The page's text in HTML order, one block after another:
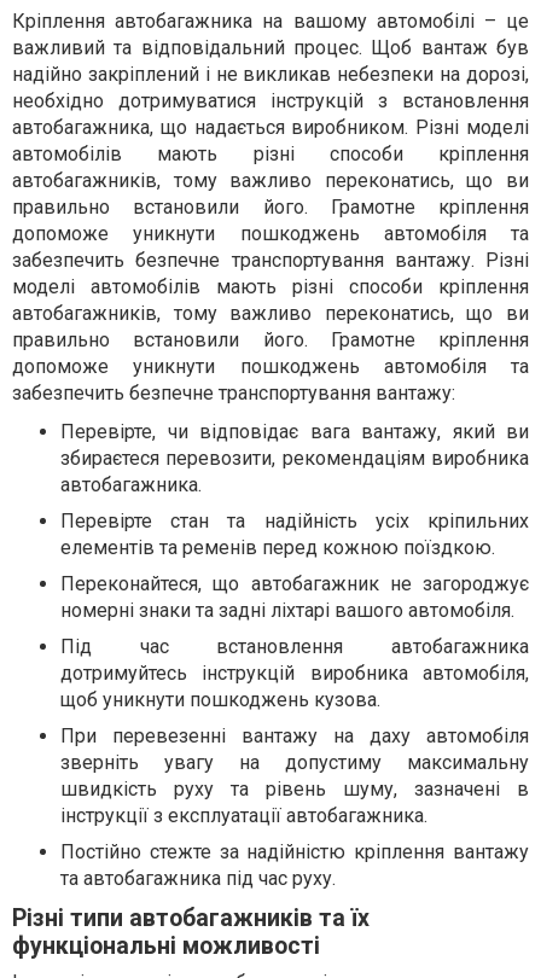
Кріплення автобагажника на вашому автомобілі – це
важливий та відповідальний процес. Щоб вантаж був
надійно закріплений і не викликав небезпеки на дорозі,
необхідно дотримуватися інструкцій з встановлення
автобагажника, що надається виробником. Різні моделі
автомобілів мають різні способи кріплення
автобагажників, тому важливо переконатись, що ви
правильно встановили його. Грамотне кріплення
допоможе уникнути пошкоджень автомобіля та
забезпечить безпечне транспортування вантажу. Різні
моделі автомобілів мають різні способи кріплення
автобагажників, тому важливо переконатись, що ви
правильно встановили його. Грамотне кріплення
допоможе уникнути пошкоджень автомобіля та
забезпечить безпечне транспортування вантажу:
Перевірте, чи відповідає вага вантажу, який ви
збираєтеся перевозити, рекомендаціям виробника
автобагажника.
Перевірте стан та надійність усіх кріпильних
елементів та ременів перед кожною поїздкою.
Переконайтеся, що автобагажник не загороджує
номерні знаки та задні ліхтарі вашого автомобіля.
Під час встановлення автобагажника
дотримуйтесь інструкцій виробника автомобіля,
щоб уникнути пошкоджень кузова.
При перевезенні вантажу на даху автомобіля
зверніть увагу на допустиму максимальну
швидкість руху та рівень шуму, зазначені в
інструкції з експлуатації автобагажника.
Постійно стежте за надійністю кріплення вантажу
та автобагажника під час руху.
Різні типи автобагажників та їх
функціональні можливості